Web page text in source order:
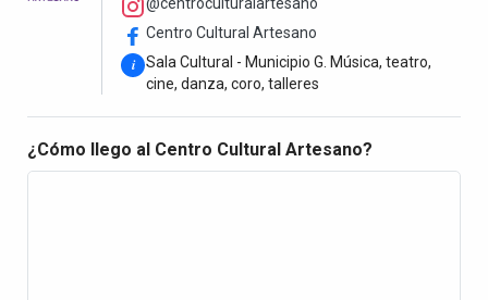
Centro Cultural Artesano
i Sala Cultural - Municipio G. Música, teatro,
cine, danza, coro, talleres
¿Cómo llego al Centro Cultural Artesano?